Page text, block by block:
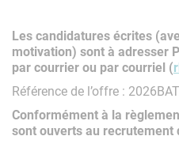
Les candidatures écrites
motivation) sont à adresser
par courrier ou par courriel (
Référence de l’offre :
Conformément à la
sont ouverts au